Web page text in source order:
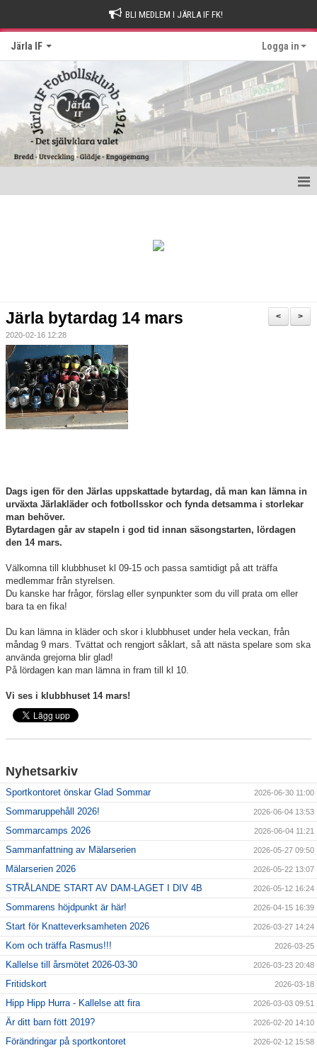
BLI MEDLEM I JÄRLA IF FK!
Järla IF Logga in
Verksamheten
Trygg förening
Vårdnadshavare
Utbildningar
Stipendier
Kalender
>
<
Järla bytardag 14 mars
2020-02-16 12:28
Dags igen för den Järlas uppskattade bytardag, då man kan lämna in
urväxta Järlakläder och fotbollsskor och fynda detsamma i storlekar
man behöver.
Bytardagen går av stapeln i god tid innan säsongstarten, lördagen
den 14 mars.
Välkomna till klubbhuset kl 09-15 och passa samtidigt på att träffa
medlemmar från styrelsen.
Du kanske har frågor, förslag eller synpunkter som du vill prata om eller
bara ta en fika!
Du kan lämna in kläder och skor i klubbhuset under hela veckan, från
måndag 9 mars. Tvättat och rengjort såklart, så att nästa spelare som ska
använda grejorna blir glad!
På lördagen kan man lämna in fram till kl 10.
Vi ses i klubbhuset 14 mars!
Nyhetsarkiv
Sportkontoret önskar Glad Sommar 2026-06-30 11:00
Sommaruppehåll 2026! 2026-06-04 13:53
Sommarcamps 2026 2026-06-04 11:21
Sammanfattning av Mälarserien 2026-05-27 09:50
Mälarserien 2026 2026-05-22 13:07
STRÅLANDE START AV DAM-LAGET I DIV 4B 2026-05-12 16:24
Sommarens höjdpunkt är här! 2026-04-15 16:39
Start för Knatteverksamheten 2026 2026-03-27 14:24
Kom och träffa Rasmus!!! 2026-03-25
Kallelse till årsmötet 2026-03-30 2026-03-23 20:48
Fritidskort 2026-03-18
Hipp Hipp Hurra - Kallelse att fira 2026-03-03 09:51
Är ditt barn fött 2019? 2026-02-20 14:10
Förändringar på sportkontoret 2026-02-12 15:58